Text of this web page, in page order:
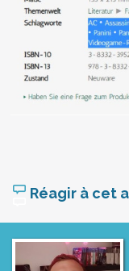
Réagir à cet